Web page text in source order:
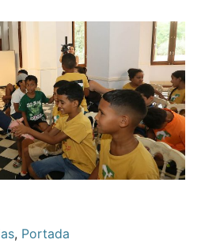
, Portada